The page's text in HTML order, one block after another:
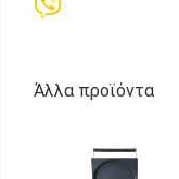
Άλλα προϊόντα